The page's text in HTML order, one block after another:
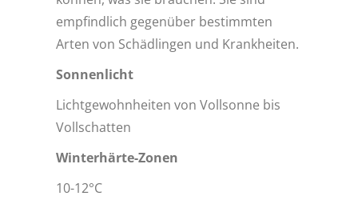
empfindlich gegenüber bestimmten
Arten von Schädlingen und Krankheiten.
Sonnenlicht
Lichtgewohnheiten von Vollsonne bis
Vollschatten
Winterhärte-Zonen
10-12°C